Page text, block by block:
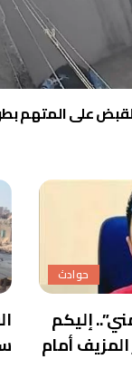
على المتهم
حوادث
إليكم
أمام